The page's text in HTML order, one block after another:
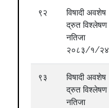
९२
विषादी अवशेष
द्रुत विश्लेषण
नतिजा
२०८३/१/२४
९३
विषादी अवशेष
द्रुत विश्लेषण
नतिजा